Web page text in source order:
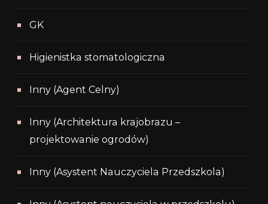
GK
Higienistka stomatologiczna
Inny (Agent Celny)
Inny (Architektura krajobrazu –
projektowanie ogrodów)
Inny (Asystent Nauczyciela Przedszkola)